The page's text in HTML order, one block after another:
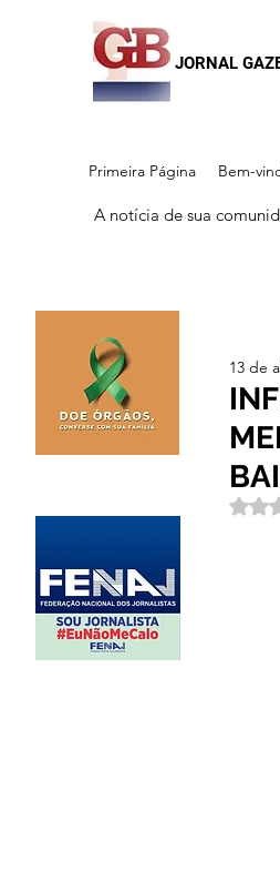
JORNAL
Primeira Página Bem-
A notícia de sua
13 de